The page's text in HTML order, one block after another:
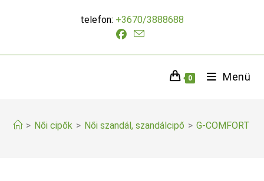
telefon: +3670/3888688
0 Menü
> Női cipők > Női szandál, szandálcipő > G-COMFORT